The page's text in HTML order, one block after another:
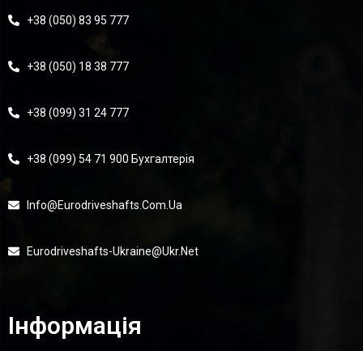
+38 (050) 83 95 777
+38 (050) 18 38 777
+38 (099) 31 24 777
+38 (099) 54 71 900 Бухгалтерія
Info@eurodriveshafts.com.ua
Eurodriveshafts-Ukraine@ukr.net
Інформація